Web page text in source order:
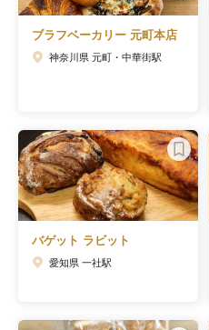
ブラフベーカリー 元町本店
神奈川県 元町・中華街駅
バゲット ラビット
愛知県 一社駅